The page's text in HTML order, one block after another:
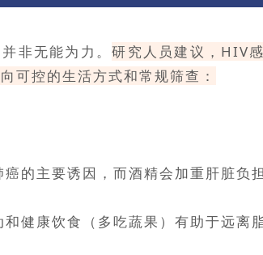
非无能为力。研究人员建议，HIV
可控的生活方式和常规筛查：
的主要诱因，而酒精会加重肝脏负担
健康饮食（多吃蔬果）有助于远离